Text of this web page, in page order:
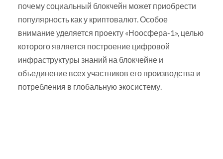
почему социальный блокчейн может приобрести
популярность как у криптовалют. Особое
внимание уделяется проекту «Ноосфера-1», целью
которого является построение цифровой
инфраструктуры знаний на блокчейне и
объединение всех участников его производства и
потребления в глобальную экосистему.